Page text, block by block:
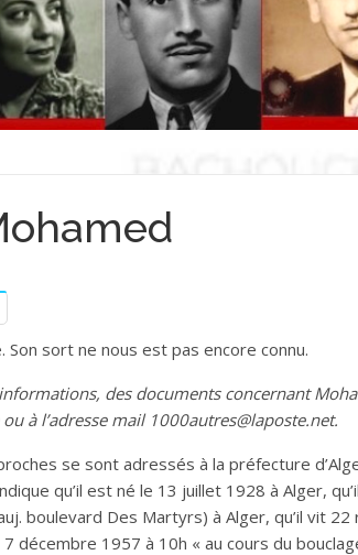
sort ne nous est pas encore connu.
des documents concernant
à l’adresse mail 1000autres@laposte.net.
se sont adressés à la préfecture
qu’il est né le 13 juillet 1928 à Alger,
boulevard Des Martyrs) à Alger, qu’il vit
décembre 1957 à 10h « au cours du